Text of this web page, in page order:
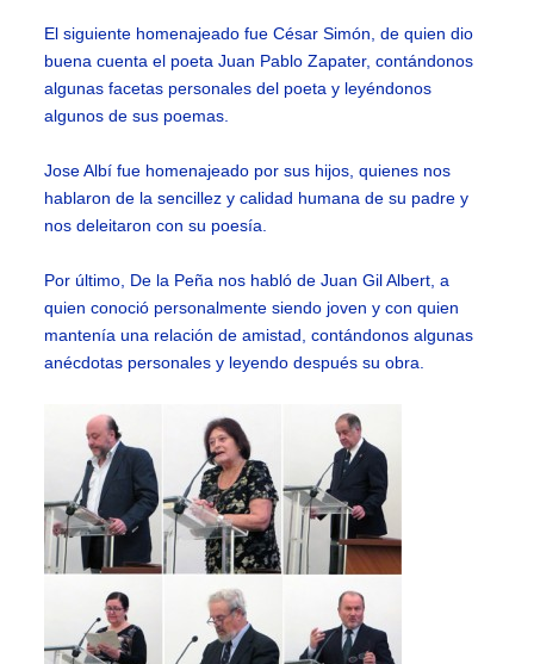
El siguiente homenajeado fue César Simón, de quien dio
buena cuenta el poeta Juan Pablo Zapater, contándonos
algunas facetas personales del poeta y leyéndonos
algunos de sus poemas.
Jose Albí fue homenajeado por sus hijos, quienes nos
hablaron de la sencillez y calidad humana de su padre y
nos deleitaron con su poesía.
Por último, De la Peña nos habló de Juan Gil Albert, a
quien conoció personalmente siendo joven y con quien
mantenía una relación de amistad, contándonos algunas
anécdotas personales y leyendo después su obra.